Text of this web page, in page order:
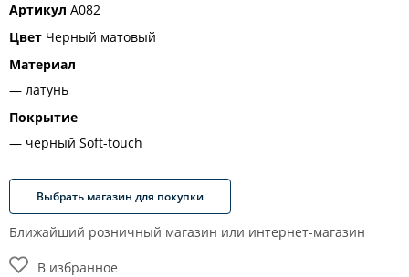
Артикул A082
Цвет Черный матовый
Материал
латунь
Покрытие
черный Soft-touch
Выбрать магазин для покупки
Ближайший розничный магазин или интернет-магазин
В избранное